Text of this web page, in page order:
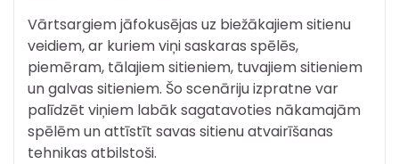
Vārtsargiem jāfokusējas uz biežākajiem sitienu
veidiem, ar kuriem viņi saskaras spēlēs,
piemēram, tālajiem sitieniem, tuvajiem sitieniem
un galvas sitieniem. Šo scenāriju izpratne var
palīdzēt viņiem labāk sagatavoties nākamajām
spēlēm un attīstīt savas sitienu atvairīšanas
tehnikas atbilstoši.